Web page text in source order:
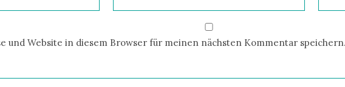
und Website in diesem Browser für meinen nächsten Kommentar